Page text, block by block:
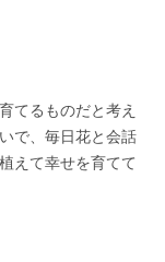
てるものだと考え
で、毎日花と会話
えて幸せを育てて